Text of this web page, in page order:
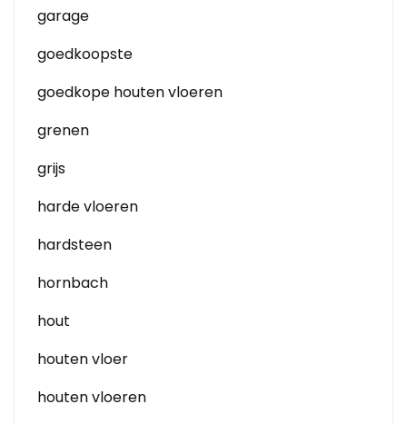
garage
goedkoopste
goedkope houten vloeren
grenen
grijs
harde vloeren
hardsteen
hornbach
hout
houten vloer
houten vloeren